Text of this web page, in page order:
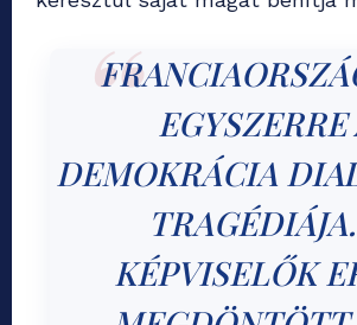
EGYSZERRE
DEMOKRÁCIA
KÉPVISELŐK